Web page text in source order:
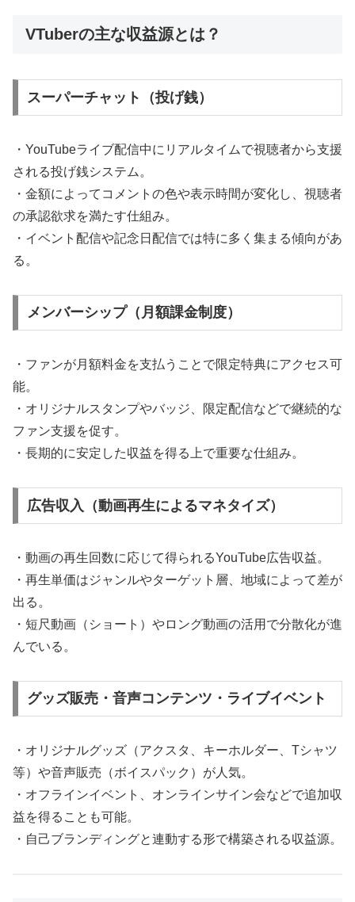
VTuberの主な収益源とは？
スーパーチャット（投げ銭）
・YouTubeライブ配信中にリアルタイムで視聴者から支援
される投げ銭システム。
・金額によってコメントの色や表示時間が変化し、視聴者
の承認欲求を満たす仕組み。
・イベント配信や記念日配信では特に多く集まる傾向があ
る。
メンバーシップ（月額課金制度）
・ファンが月額料金を支払うことで限定特典にアクセス可
能。
・オリジナルスタンプやバッジ、限定配信などで継続的な
ファン支援を促す。
・長期的に安定した収益を得る上で重要な仕組み。
広告収入（動画再生によるマネタイズ）
・動画の再生回数に応じて得られるYouTube広告収益。
・再生単価はジャンルやターゲット層、地域によって差が
出る。
・短尺動画（ショート）やロング動画の活用で分散化が進
んでいる。
グッズ販売・音声コンテンツ・ライブイベント
・オリジナルグッズ（アクスタ、キーホルダー、Tシャツ
等）や音声販売（ボイスパック）が人気。
・オフラインイベント、オンラインサイン会などで追加収
益を得ることも可能。
・自己ブランディングと連動する形で構築される収益源。